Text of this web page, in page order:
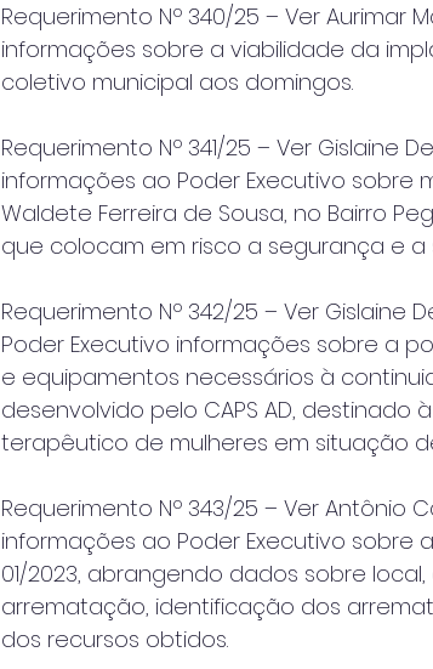
Requerimento Nº 340/25 – Ver Aurimar
informações sobre a viabilidade da
coletivo municipal aos domingos.
Requerimento Nº 341/25 – Ver Gislaine
informações ao Poder Executivo sobre
Waldete Ferreira de Sousa, no Bairro
que colocam em risco a segurança e
Requerimento Nº 342/25 – Ver Gislaine
Poder Executivo informações sobre a
e equipamentos necessários à
desenvolvido pelo CAPS AD,
terapêutico de mulheres em situação
Requerimento Nº 343/25 – Ver Antônio
informações ao Poder Executivo sobre
01/2023, abrangendo dados sobre
arrematação, identificação dos
dos recursos obtidos.